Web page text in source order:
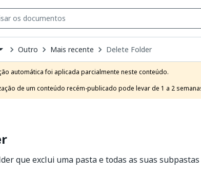
Outro Mais recente Delete Folder
automática foi aplicada parcialmente neste conteúdo.
de um conteúdo recém-publicado pode levar de 1 a 2
que exclui uma pasta e todas as suas